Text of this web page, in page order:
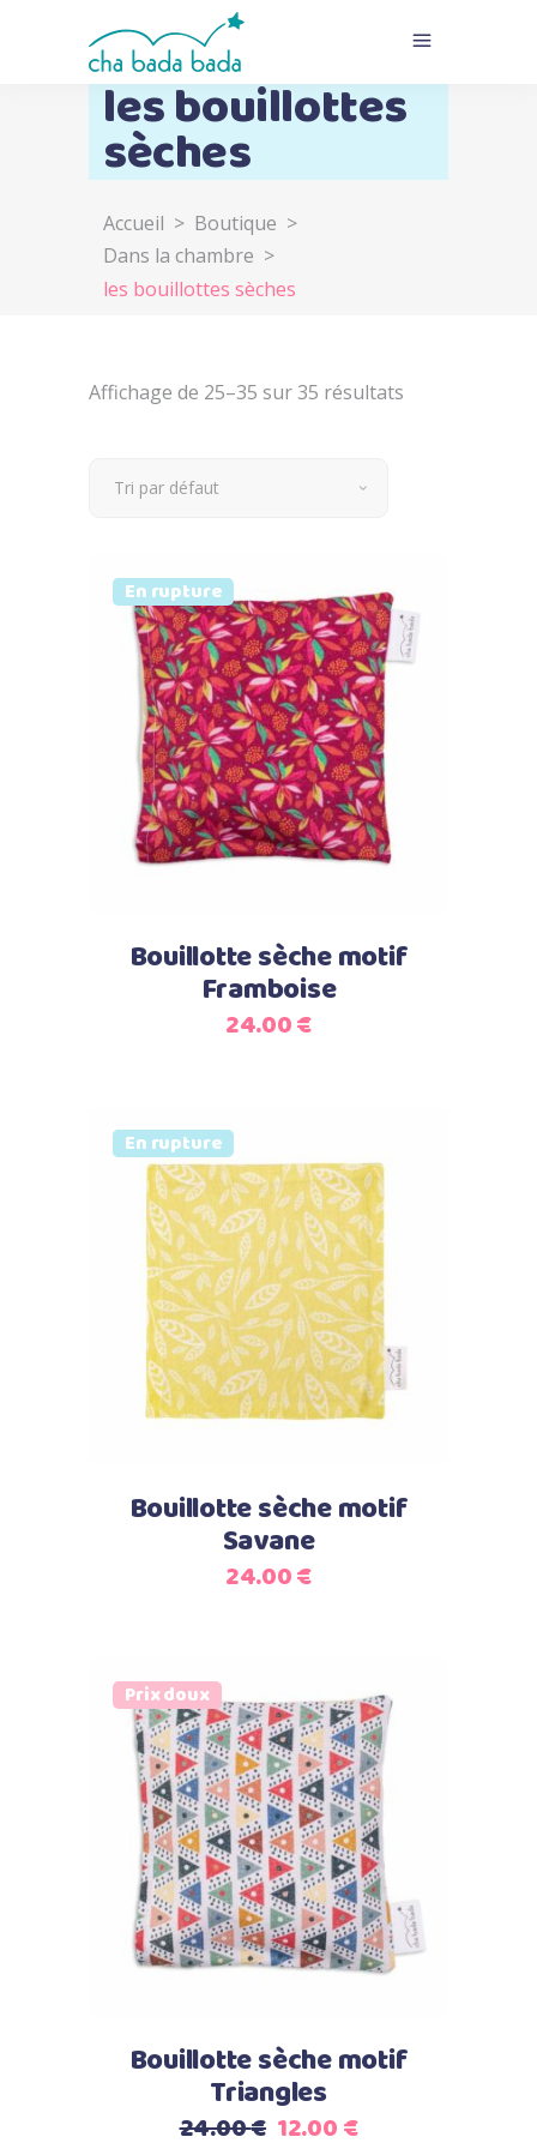
les bouillottes
sèches
Accueil > Boutique >
Dans la chambre >
les bouillottes sèches
Affichage de 25–35 sur 35 résultats
Tri par défaut
Vendu
En rupture
Lire la suite
Bouillotte sèche motif
Framboise
24.00€
Vendu
En rupture
Lire la suite
Bouillotte sèche motif
Savane
24.00€
Prix doux
Ajouter au panier
Bouillotte sèche motif
Triangles
24.00€ Le
12.00€Le